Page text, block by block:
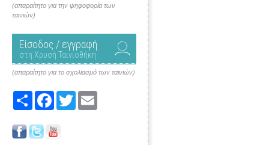
(απαραίτητο για την ψηφοφορία των
ταινιών)
Είσοδος / εγγραφή
στη Χρυσή Ταινιοθήκη
(απαραίτητο για το σχολιασμό των ταινιών)
Share FacebookTwitter